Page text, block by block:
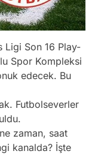
Ligi Son 16 Play-
Spor Kompleksi
edecek. Bu
Futbolseverler
zaman, saat
kanalda? İşte